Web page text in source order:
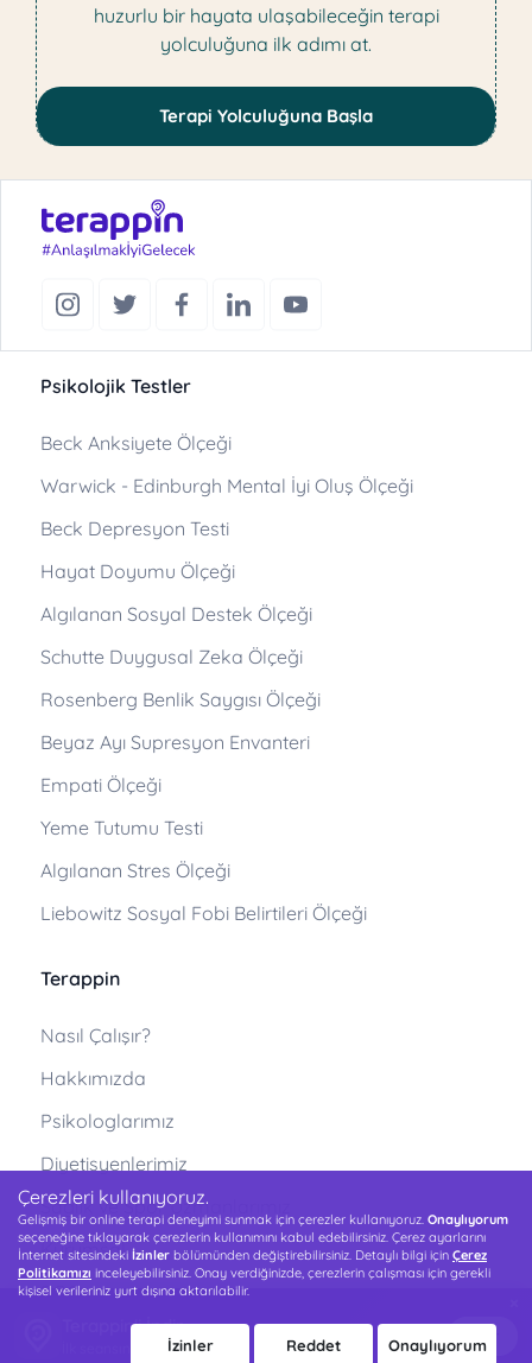
huzurlu bir hayata ulaşabileceğin terapi
yolculuğuna ilk adımı at.
Terapi Yolculuğuna Başla
Çerezleri kullanıyoruz.
Gelişmiş bir online terapi deneyimi sunmak için çerezler kullanıyoruz. Onaylıyorum
seçeneğine tıklayarak çerezlerin kullanımını kabul edebilirsiniz. Çerez ayarlarını
İnternet sitesindeki İzinler bölümünden değiştirebilirsiniz. Detaylı bilgi için Çerez
Politikamızı inceleyebilirsiniz. Onay verdiğinizde, çerezlerin çalışması için gerekli
kişisel verileriniz yurt dışına aktarılabilir.
İzinler Reddet Onaylıyorum
Terappin
Nasıl Çalışır?
Hakkımızda
Psikologlarımız
Diyetisyenlerimiz
Sağlık ve Spor Uzmanlarımız
Kurumsal
S.S.S.
Psikolojik Testler
Psikolojik Testler
Beck Anksiyete Ölçeği
Warwick - Edinburgh Mental İyi Oluş Ölçeği
Beck Depresyon Testi
Hayat Doyumu Ölçeği
Algılanan Sosyal Destek Ölçeği
Schutte Duygusal Zeka Ölçeği
Rosenberg Benlik Saygısı Ölçeği
Beyaz Ayı Supresyon Envanteri
Empati Ölçeği
Yeme Tutumu Testi
Algılanan Stres Ölçeği
Liebowitz Sosyal Fobi Belirtileri Ölçeği
Terappin'i İndir
İlk seansın 500 TL indirimli!